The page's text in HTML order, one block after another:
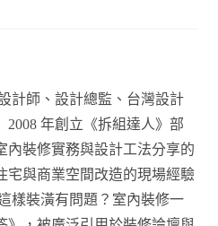
計師、設計總監、台灣設計
年創立《拆組達人》部
內裝修實務與設計工法分享的
宅與商業空間改造的現場經驗
樣裝潢有問題？室內裝修一